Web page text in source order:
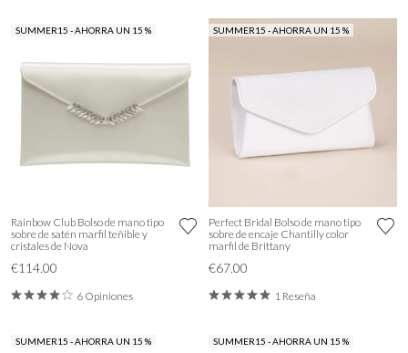
SUMMER15 - AHORRA UN 15 %
Rainbow Club Bolso de mano tipo
sobre de satén marfil teñible y
cristales de Nova
€114.00
6 Opiniones
SUMMER15 - AHORRA UN 15 %
Perfect Bridal Bolso de mano tipo
sobre de encaje Chantilly color
marfil de Brittany
€67.00
1 Reseña
SUMMER15 - AHORRA UN 15 % SUMMER15 - AHORRA UN 15 %